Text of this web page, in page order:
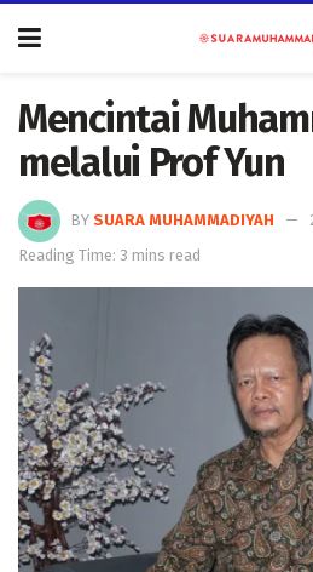
Mencintai
melalui Prof Yun
BY SUARA MUHAMMADIYAH
Reading Time: 3 mins read